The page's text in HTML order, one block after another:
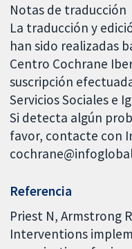
Notas de traducción
La traducción y
han sido realizadas
Centro Cochrane
suscripción
Servicios Sociales e
Si detecta algún
favor, contacte con
Referencia
Priest N, Armstrong
Interventions